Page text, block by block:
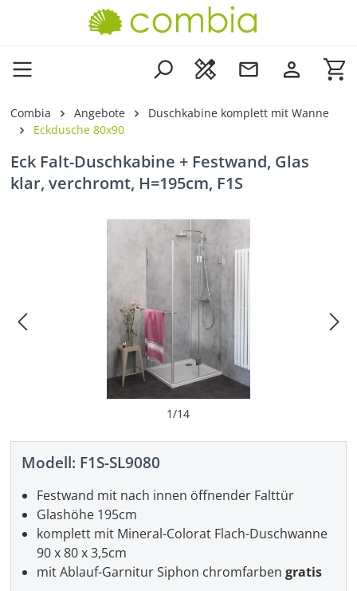
Zum Hauptinhalt springen
Combia Angebote
Duschkabine komplett mit Wanne
Eckdusche 80x90
Eck Falt-Duschkabine + Festwand, Glas
klar, verchromt, H=195cm, F1S
Bildergalerie überspringen
1/14
Modell: F1S-SL9080
Festwand mit nach innen öffnender Falttür
Glashöhe 195cm
komplett mit Mineral-Colorat Flach-Duschwanne
90 x 80 x 3,5cm
mit Ablauf-Garnitur Siphon chromfarbengratis